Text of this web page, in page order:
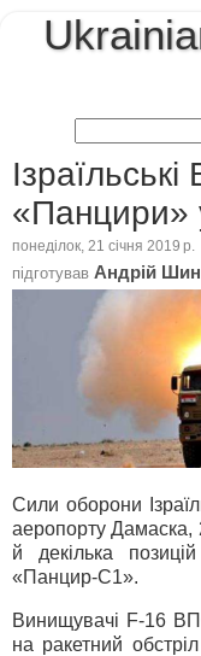
«Панцири»
понеділок, 21 січня 2019 р.
підготував Андрій
Сили оборони
аеропорту Дамаска,
й декілька
«Панцир-С1».
Винищувачі F-16
на ракетний